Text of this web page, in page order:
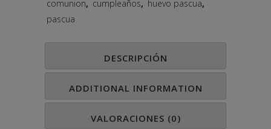
comunion, cumpleaños, huevo pascua,
pascua
DESCRIPCIÓN
ADDITIONAL INFORMATION
VALORACIONES (0)